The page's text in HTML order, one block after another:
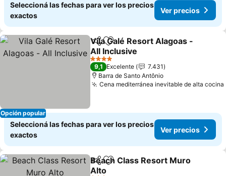
Seleccioná las fechas para ver los precios
exactos
Ver precios
Opción popular
CompartirAñadir a favoritos
Vila Galé Resort Alagoas -
All Inclusive
4 Estrellas
9,1 Excelente
7.431
Barra de Santo Antônio
Cena mediterránea inevitable de alta cocina
Seleccioná las fechas para ver los precios
exactos
Ver precios
CompartirAñadir a favoritos
Beach Class Resort Muro
Alto